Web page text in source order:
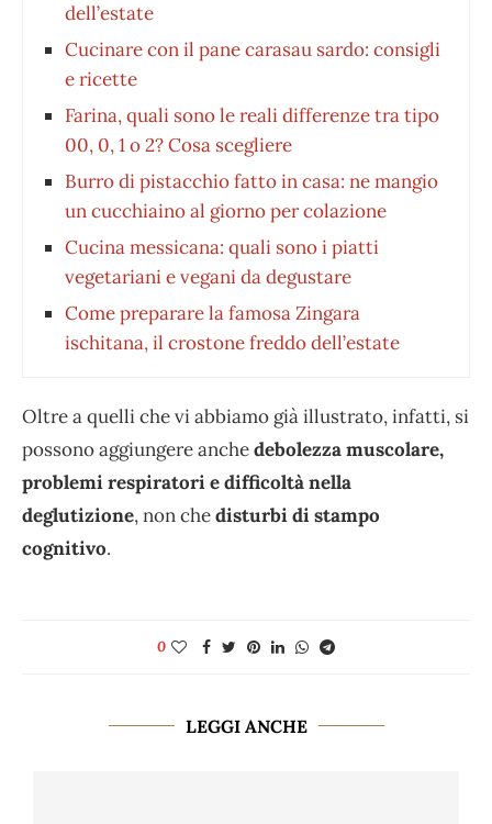
dell’estate
Cucinare con il pane carasau sardo: consigli
e ricette
Farina, quali sono le reali differenze tra tipo
00, 0, 1 o 2? Cosa scegliere
Burro di pistacchio fatto in casa: ne mangio
un cucchiaino al giorno per colazione
Cucina messicana: quali sono i piatti
vegetariani e vegani da degustare
Come preparare la famosa Zingara
ischitana, il crostone freddo dell’estate
Oltre a quelli che vi abbiamo già illustrato, infatti, si
possono aggiungere anchedebolezza muscolare,
problemi respiratori e difficoltà nella
deglutizione, non chedisturbi di stampo
cognitivo.
0
LEGGI ANCHE